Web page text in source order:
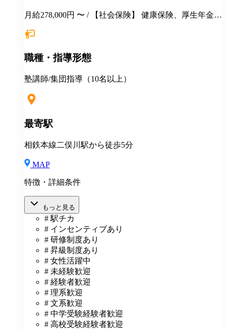
月給278,000円 〜 / 【社会保険】 健康保険、厚生年金保
■季節講習報奨金 ■各種優待、割引 ■健康診断 ■長短貸
用制度 ＜＜地方からの応募も大歓迎！＞＞ ◎説明会・
・住居の斡旋 ・引越し費用一部補助（25～35万円迄）
職種・指導形態
塾講師/集団指導（10名以上）
最寄駅
相鉄本線二俣川駅から徒歩5分
MAP
特徴・詳細条件
もっと見る
# 駅チカ
# インセンティブあり
# 研修制度あり
# 昇級制度あり
# 女性活躍中
# 未経験歓迎
# 経験者歓迎
# 理系歓迎
# 文系歓迎
# 中学受験経験者歓迎
# 高校受験経験者歓迎